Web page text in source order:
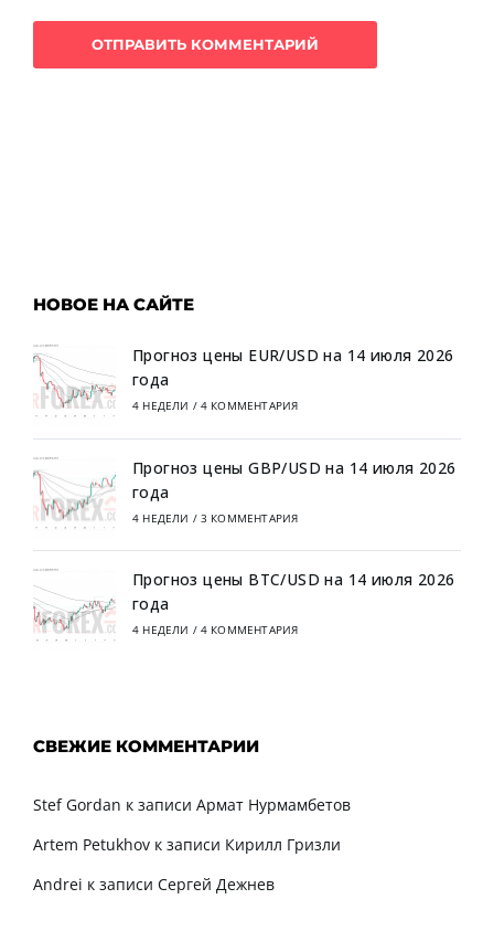
НОВОЕ НА САЙТЕ
Прогноз цены EUR/USD на 14 июля 2026
года
4 НЕДЕЛИ / 4 КОММЕНТАРИЯ
Прогноз цены GBP/USD на 14 июля 2026
года
4 НЕДЕЛИ / 3 КОММЕНТАРИЯ
Прогноз цены BTC/USD на 14 июля 2026
года
4 НЕДЕЛИ / 4 КОММЕНТАРИЯ
СВЕЖИЕ КОММЕНТАРИИ
Stef Gordan к записи Армат Нурмамбетов
Artem Petukhov к записи Кирилл Гризли
Andrei к записи Сергей Дежнев